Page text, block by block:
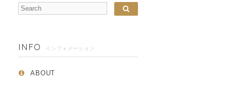
INFO インフォメーション
ABOUT